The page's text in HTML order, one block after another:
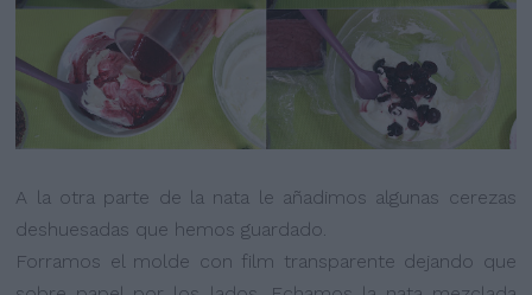
A la otra parte de la nata le añadimos algunas cerezas
deshuesadas que hemos guardado.
Forramos el molde con film transparente dejando que